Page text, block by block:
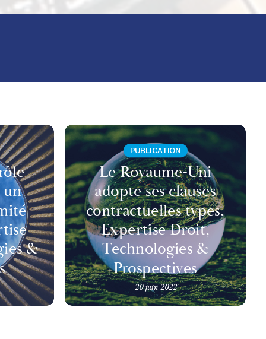
&
PUBLICATION
Le Royaume-Uni
adopte ses clauses
contractuelles types,
Expertise Droit,
Technologies &
Prospectives
20 juin 2022